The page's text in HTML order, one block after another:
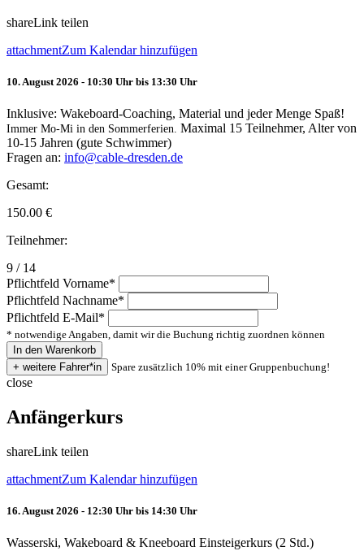
shareLink teilen
attachmentZum Kalendar hinzufügen
10. August 2026 - 10:30 Uhr bis 13:30 Uhr
Inklusive: Wakeboard-Coaching, Material und jeder Menge Spaß!
Immer Mo-Mi in den Sommerferien. Maximal 15 Teilnehmer, Alter von
10-15 Jahren (gute Schwimmer)
Fragen an: info@cable-dresden.de
Gesamt:
150.00 €
Teilnehmer:
9 / 14
Pflichtfeld Vorname*
Pflichtfeld Nachname*
Pflichtfeld E-Mail*
* notwendige Angaben, damit wir die Buchung richtig zuordnen können
Spare zusätzlich 10% mit einer Gruppenbuchung!
close
Anfängerkurs
shareLink teilen
attachmentZum Kalendar hinzufügen
16. August 2026 - 12:30 Uhr bis 14:30 Uhr
Wasserski, Wakeboard & Kneeboard Einsteigerkurs (2 Std.)